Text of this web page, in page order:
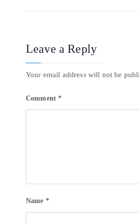
Leave a Reply
Your email address will not be
Comment*
Name *